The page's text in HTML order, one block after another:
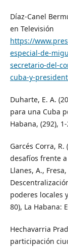
Díaz-Canel
en Televisión
https://
especial-de-
secretario-del-
cuba-y-
Duharte, E. A.
para una Cuba
Habana, (292),
Garcés Corra,
desafíos frente
Llanes, A.,
poderes locales
80), La Habana:
Hechavarria
participación